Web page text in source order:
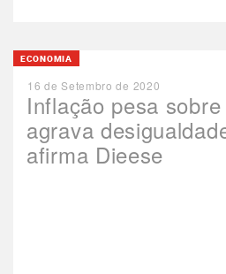
Inflação pesa
agrava
afirma Dieese
ECONOMIA
16 de Setembro de 2020